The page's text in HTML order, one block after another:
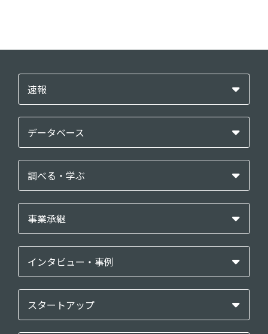
速報
データベース
調べる・学ぶ
事業承継
インタビュー・事例
スタートアップ